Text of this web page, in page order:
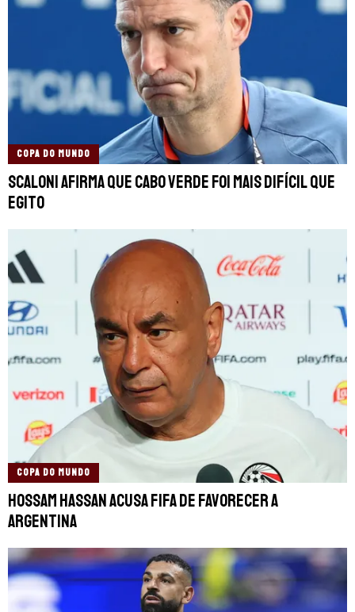
COPA DO MUNDO
Scaloni afirma que Cabo Verde foi mais difícil que
Egito
COPA DO MUNDO
Hossam Hassan acusa FIFA de favorecer a
Argentina